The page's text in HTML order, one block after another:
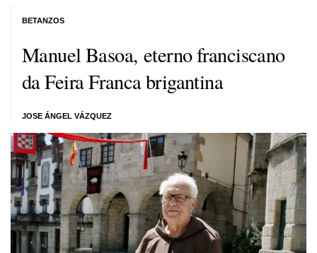
Manuel Basoa, eterno franciscano
da Feira Franca brigantina
JOSE ÁNGEL VÁZQUEZ
BETANZOS